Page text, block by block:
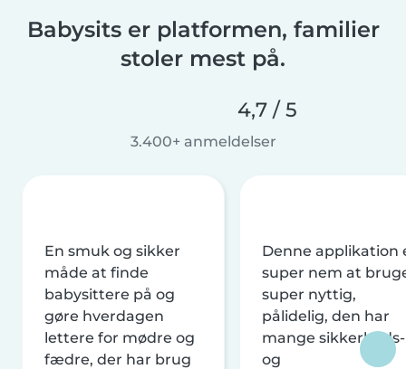
Babysits er platformen, familier
stoler mest på.
4,7 / 5
3.400+ anmeldelser
En smuk og sikker
måde at finde
babysittere på og
gøre hverdagen
lettere for mødre og
fædre, der har brug
Denne applikation
super nem at
super nyttig,
pålidelig, den har
mange sikkerheds-
og